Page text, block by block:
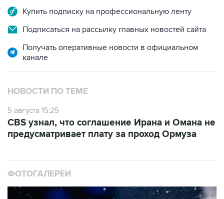
Купить подписку на профессиональную ленту
Подписаться на рассылку главных новостей сайта
Получать оперативные новости в официальном
канале
НОВОСТИ ПО ТЕМЕ
5 августа 15:25
CBS узнал, что соглашение Ирана и Омана не
предусматривает плату за проход Ормуза
ФОТОГАЛЕРЕИ